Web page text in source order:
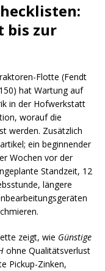
bis zur
Flotte (Fendt
hat Wartung auf
in der Hofwerkstatt
worauf die
werden. Zusätzlich
ein beginnender
Wochen vor der
Standzeit, 12
längere
zeigt, wie Günstige
ohne Qualitätsverlust
Pickup-Zinken,